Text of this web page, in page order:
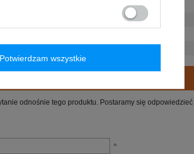
odnośnie tego produktu. Postaramy się odpowiedzieć
Potwierdzam wszystkie